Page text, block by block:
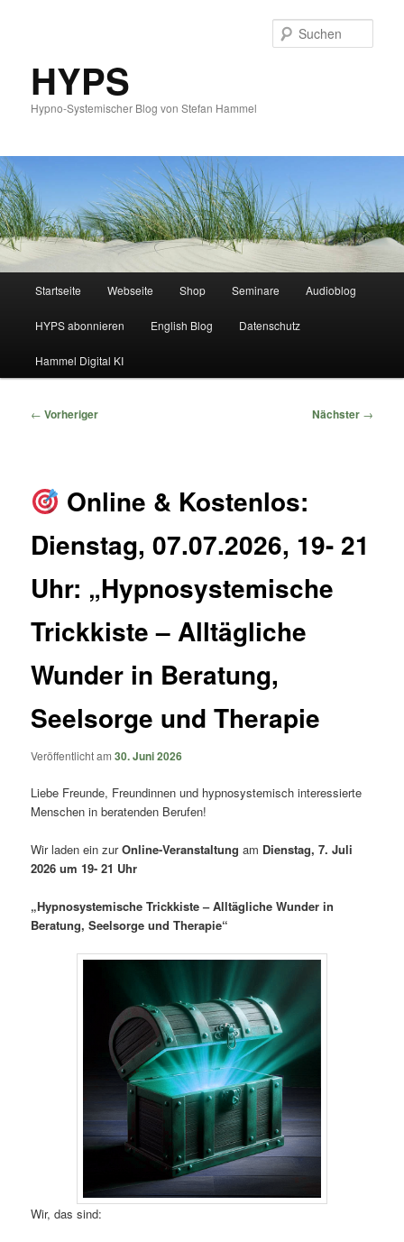
HYPS
Hypno-Systemischer Blog von Stefan Hammel
Zum
primären
Inhalt
springen
Zum
sekundären
Inhalt
springen
Startseite Webseite Shop Seminare Audioblog
HYPS abonnieren English Blog Datenschutz
Hammel Digital KI
Beitragsnavigation
← Vorheriger Nächster →
Online & Kostenlos:
Dienstag, 07.07.2026, 19- 21
Uhr: „Hypnosystemische
Trickkiste – Alltägliche
Wunder in Beratung,
Seelsorge und Therapie
Veröffentlicht am30. Juni 2026
Liebe Freunde, Freundinnen und hypnosystemisch interessierte
Menschen in beratenden Berufen!
Wir laden ein zurOnline-Veranstaltung am Dienstag,7. Juli
2026 um 19- 21 Uhr
„Hypnosystemische Trickkiste – Alltägliche Wunder in
Beratung, Seelsorge und Therapie“
Wir, das sind: